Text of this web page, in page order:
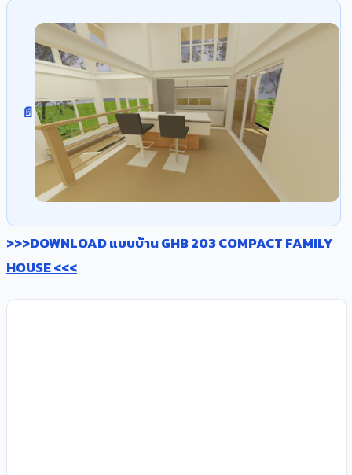
>>>DOWNLOAD แบบบ้าน GHB 203 COMPACT FAMILY
HOUSE <<<